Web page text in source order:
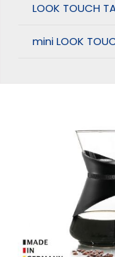
LOOK TOUCH
mini LOOK